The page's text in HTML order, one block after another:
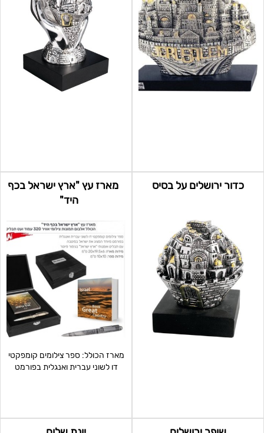
כדור ירושלים על בסיס
מארז עץ "ארץ ישראל בכף
היד"
מארז הכולל: ספר צילומים קומפקטי
דו לשוני עברית ואנגלית בפורמט